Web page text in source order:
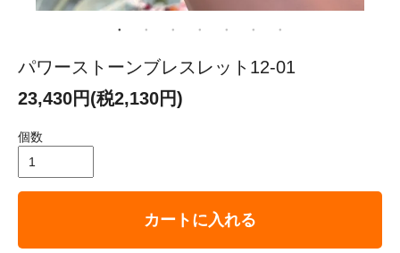
パワーストーンブレスレット12-01
23,430円(税2,130円)
個数
カートに入れる